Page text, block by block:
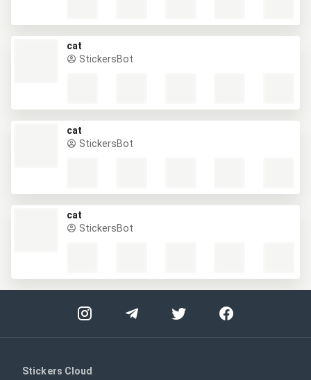
cat
StickersBot
cat
StickersBot
cat
StickersBot
Stickers Cloud